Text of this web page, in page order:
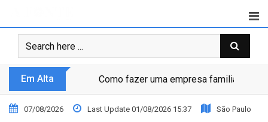
content
Em Alta Como fazer uma empresa familiar
07/08/2026 Last Update 01/08/2026 15:37 São Paulo